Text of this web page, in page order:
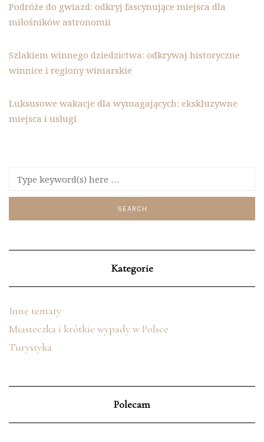
Podróże do gwiazd: odkryj fascynujące miejsca dla
miłośników astronomii
Szlakiem winnego dziedzictwa: odkrywaj historyczne
winnice i regiony winiarskie
Luksusowe wakacje dla wymagających: ekskluzywne
miejsca i usługi
Kategorie
Inne tematy
Miasteczka i krótkie wypady w Polsce
Turystyka
Polecam